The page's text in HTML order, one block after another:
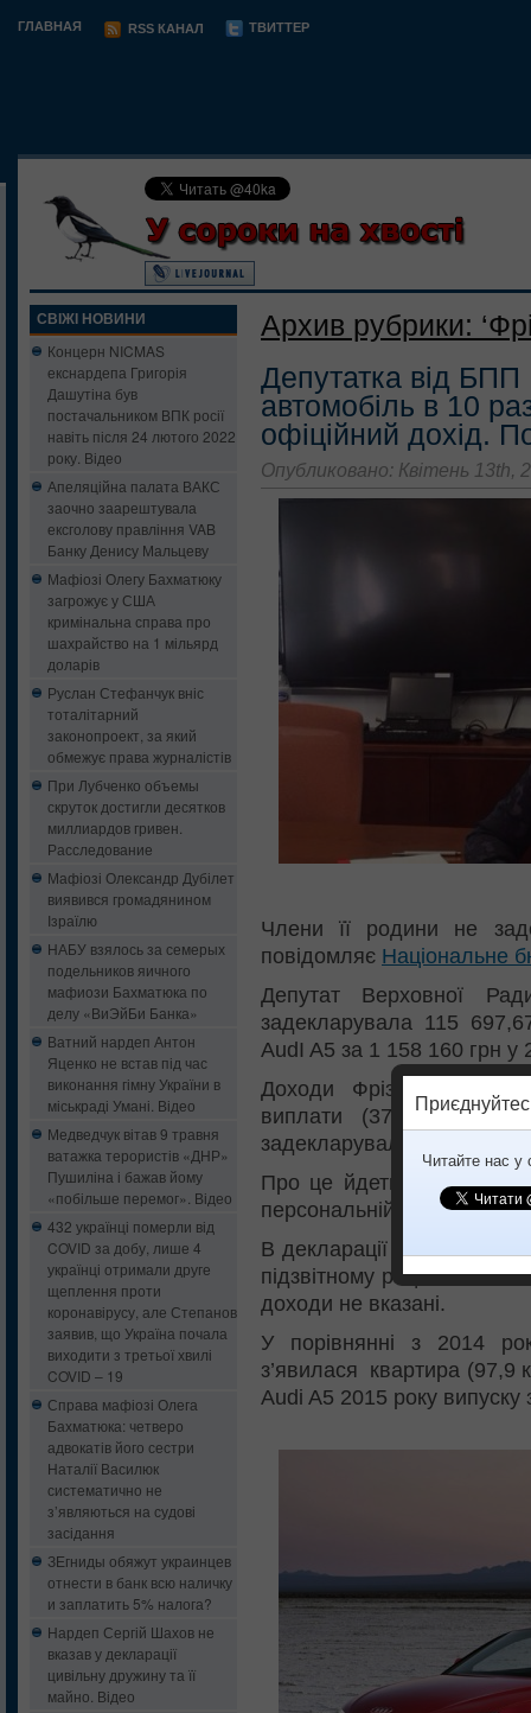
ГЛАВНАЯ RSS КАНАЛ ТВИТТЕР
СВІЖІ НОВИНИ
Концерн NICMAS
екснардепа Григорія
Дашутіна був
постачальником ВПК росії
навіть після 24 лютого 2022
року. Відео
Апеляційна палата ВАКС
заочно заарештувала
ексголову правління VAB
Банку Денису Мальцеву
Мафіозі Олегу Бахматюку
загрожує у США
кримінальна справа про
шахрайство на 1 мільярд
доларів
Руслан Стефанчук вніс
тоталітарний
законопроект, за який
обмежує права журналістів
При Лубченко объемы
скруток достигли десятков
миллиардов гривен.
Расследование
Мафіозі Олександр Дубілет
виявився громадянином
Ізраїлю
НАБУ взялось за семерых
подельников яичного
мафиози Бахматюка по
делу «ВиЭйБи Банка»
Ватний нардеп Антон
Яценко не встав під час
виконання гімну України в
міськраді Умані. Відео
Медведчук вітав 9 травня
ватажка терористів «ДНР»
Пушиліна і бажав йому
«побільше перемог». Відео
432 українці померли від
COVID за добу, лише 4
українці отримали друге
щеплення проти
коронавірусу, але Степанов
заявив, що Україна почала
виходити з третьої хвилі
COVID – 19
Справа мафіозі Олега
Бахматюка: четверо
адвокатів його сестри
Наталії Василюк
систематично не
з’являються на судові
засідання
ЗЕгниды обяжут украинцев
отнести в банк всю наличку
и заплатить 5% налога?
Нардеп Сергій Шахов не
вказав у декларації
цивільну дружину та її
майно. Відео
Архив рубрики:
Депутатка від БПП
автомобіль в 10
офіційний дохід.
Опубликовано: Квітень 13th,
Члени її родини не
повідомляє Національне
Депутат Верховної
задекларувала 115
AudI A5 за 1 158 160 грн у
Доходи Фріз склала
виплати (37543,80
задекларували доходів в
Про це йдеться в її
персональній сторінці
В декларації Фріз за 2014
підзвітному році вона
доходи не вказані.
У порівнянні з 2014
з’явилася квартира (97,9
Audi A5 2015 року випуску
Читайте нас у